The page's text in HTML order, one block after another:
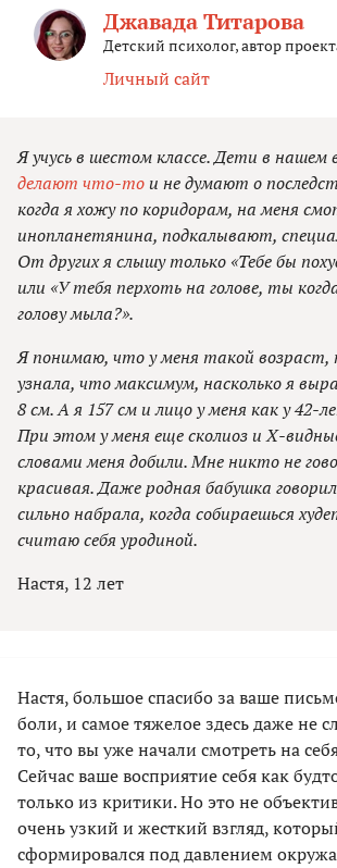
Джавада Титарова
Детский психолог, автор
Личный сайт
Я учусь в шестом классе. Дети в нашем
делают что-тои не думают о
когда я хожу по коридорам, на меня
инопланетянина, подкалывают,
От других я слышу только «Тебе бы
или «У тебя перхоть на голове, ты
голову мыла?».
Я понимаю, что у меня такой возраст,
узнала, что максимум, насколько я
8 см. А я 157 см и лицо у меня как у 42-
При этом у меня еще сколиоз и Х-
словами меня добили. Мне никто не
красивая. Даже родная бабушка
сильно набрала, когда собираешься
считаю себя уродиной.
Настя, 12 лет
Настя, большое спасибо за ваше
боли, и самое тяжелое здесь даже не
то, что вы уже начали смотреть на
Сейчас ваше восприятие себя как
только из критики. Но это не
очень узкий и жесткий взгляд,
сформировался под давлением